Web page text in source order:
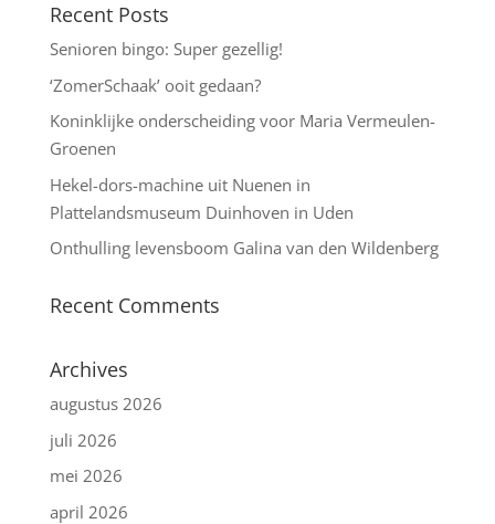
Recent Posts
Senioren bingo: Super gezellig!
‘ZomerSchaak’ ooit gedaan?
Koninklijke onderscheiding voor Maria Vermeulen-
Groenen
Hekel-dors-machine uit Nuenen in
Plattelandsmuseum Duinhoven in Uden
Onthulling levensboom Galina van den Wildenberg
Recent Comments
Archives
augustus 2026
juli 2026
mei 2026
april 2026